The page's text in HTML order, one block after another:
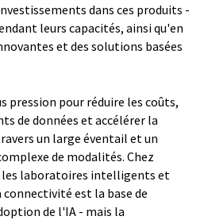
dans ces produits -
leurs capacités, ainsi qu'en
et des solutions basées
pression pour réduire les coûts,
de données et accélérer la
un large éventail et un
de modalités. Chez
les laboratoires intelligents et
est la base de
de l'IA - mais la